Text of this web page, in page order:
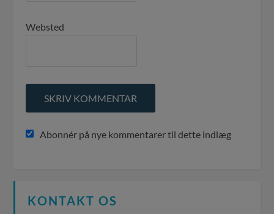
Websted
Abonnér på nye kommentarer til dette indlæg
KONTAKT OS